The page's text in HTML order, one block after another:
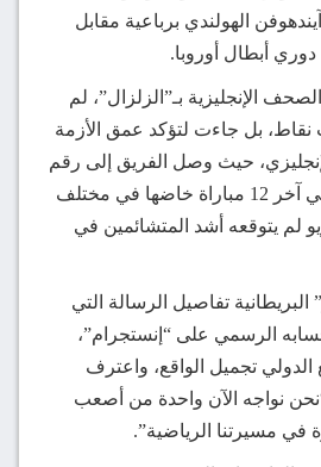
الهولندي برباعية مقابل
أبطال أوروبا.
الإنجليزية بـ”الزلزال”، لم
بل جاءت لتؤكد عمق الأزمة
حيث وصل الفريق إلى رقم
كارثي بتلقيه 9 هزائم في آخر 12 مباراة خاضها في مختلف
لم يتوقعه أشد المتشائمين في
تفاصيل الرسالة التي
الرسمي على “إنستجرام”،
تجميل الواقع، واعترف
نواجه الآن واحدة من أصعب
في مسيرتنا الرياضية”.